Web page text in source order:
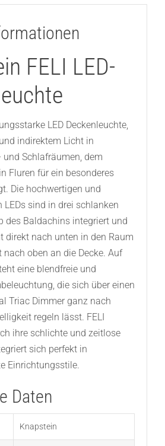
FELI LED-
LED Deckenleuchte,
indirektem Licht in
und Schlafräumen, dem
Fluren für ein besonderes
Die hochwertigen und
LEDs sind in drei schlanken
des Baldachins integriert und
direkt nach unten in den Raum
oben an die Decke. Auf
eine blendfreie und
die sich über einen
Triac Dimmer ganz nach
regeln lässt. FELI
ihre schlichte und zeitlose
sich perfekt in
Einrichtungsstile.
Daten
Knapstein